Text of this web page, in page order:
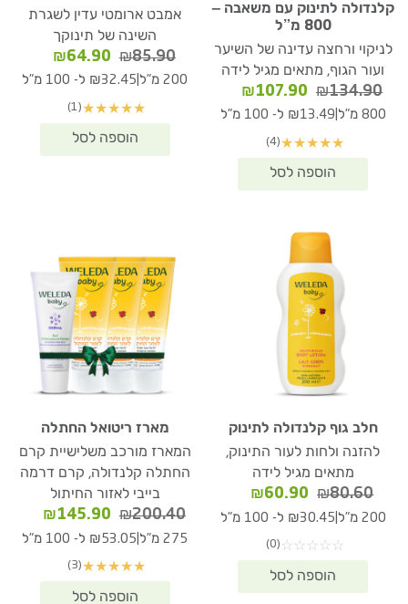
קלנדולה לתינוק עם משאבה –
800 מ”ל
לניקוי ורחצה עדינה של השיער
ועור הגוף, מתאים מגיל לידה
₪134.90
המחיר
המקורי
₪134.90.
₪107.90
המחיר
הנוכחי
800 מ"ל ₪13.49 ל- 100 מ"ל
★
★
★
★
★
(4)
אמבט ארומטי עדין לשגרת
השינה של תינוקך
₪85.90
המחיר
המקורי
₪85.90.
₪64.90
הנוכחי
200 מ"ל ₪32.45 ל- 100 מ"ל
★
★
★
★
★
(1)
חלב גוף קלנדולה לתינוק
להזנה ולחות לעור התינוק,
מתאים מגיל לידה
₪80.60
המחיר
המקורי
₪80.60.
₪60.90
המחיר
הנוכחי
200 מ"ל ₪30.45 ל- 100 מ"ל
☆
☆
☆
☆
☆
(0)
מארז ריטואל החתלה
המארז מורכב משלישיית קרם
החתלה קלנדולה, קרם דרמה
בייבי לאזור החיתול
₪200.40
המחיר
המקורי
₪200.40.
₪145.90
הנוכחי
275 מ"ל ₪53.05 ל- 100 מ"ל
★
★
★
★
★
(3)